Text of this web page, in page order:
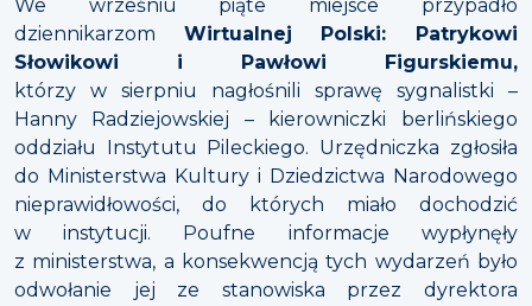
We wrześniu piąte miejsce przypadło
dziennikarzom Wirtualnej Polski: Patrykowi
Słowikowi i Pawłowi Figurskiemu,
którzy w sierpniu nagłośnili sprawę sygnalistki –
Hanny Radziejowskiej – kierowniczki berlińskiego
oddziału Instytutu Pileckiego. Urzędniczka zgłosiła
do Ministerstwa Kultury i Dziedzictwa Narodowego
nieprawidłowości, do których miało dochodzić
w instytucji. Poufne informacje wypłynęły
z ministerstwa, a konsekwencją tych wydarzeń było
odwołanie jej ze stanowiska przez dyrektora